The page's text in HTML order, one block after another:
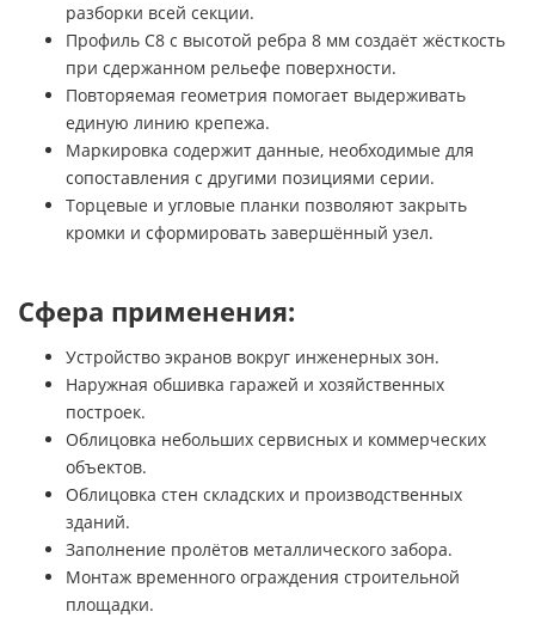
разборки всей секции.
Профиль С8 с высотой ребра 8 мм создаёт жёсткость
при сдержанном рельефе поверхности.
Повторяемая геометрия помогает выдерживать
единую линию крепежа.
Маркировка содержит данные, необходимые для
сопоставления с другими позициями серии.
Торцевые и угловые планки позволяют закрыть
кромки и сформировать завершённый узел.
Сфера применения:
Устройство экранов вокруг инженерных зон.
Наружная обшивка гаражей и хозяйственных
построек.
Облицовка небольших сервисных и коммерческих
объектов.
Облицовка стен складских и производственных
зданий.
Заполнение пролётов металлического забора.
Монтаж временного ограждения строительной
площадки.